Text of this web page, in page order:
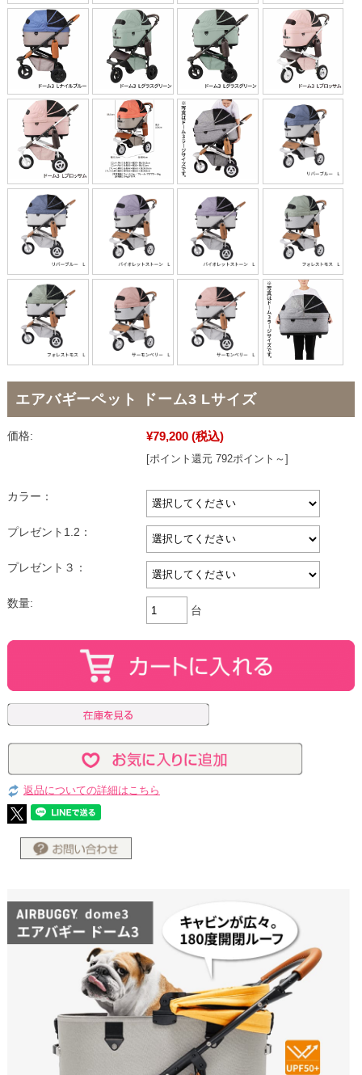
エアバギーペット ドーム3 Lサイズ
価格: ¥79,200 (税込)
[ポイント還元 792ポイント～]
カラー：
プレゼント1.2：
プレゼント３：
数量:
台
返品についての詳細はこちら